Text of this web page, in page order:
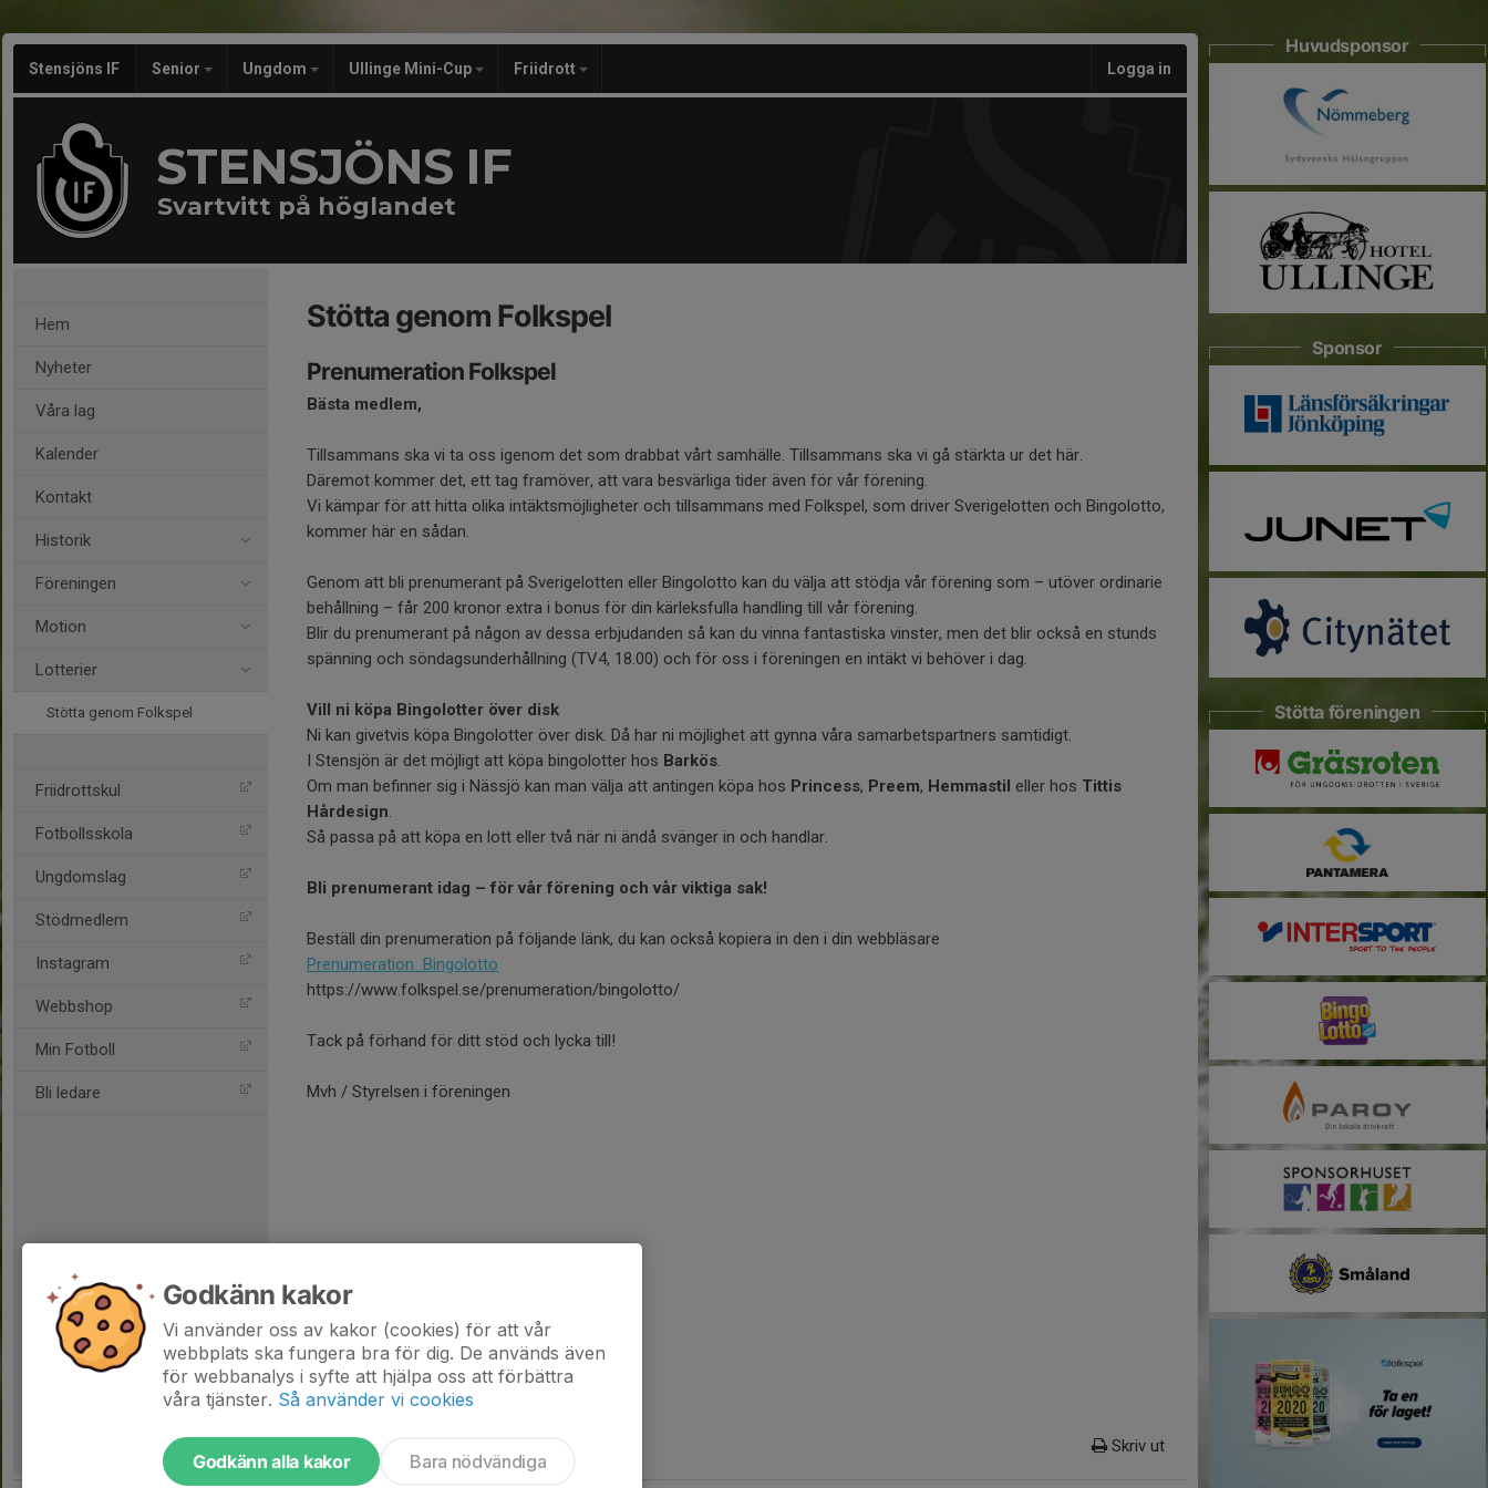
Stensjöns IF Senior Ungdom Ullinge Mini-Cup Friidrott Logga in
STENSJÖNS IF
Svartvitt på höglandet
Hem
Nyheter
Våra lag
Kalender
Kontakt
Historik
Föreningen
Motion
Lotterier
Stötta genom Folkspel
Friidrottskul
Fotbollsskola
Ungdomslag
Stödmedlem
Instagram
Webbshop
Min Fotboll
Bli ledare
Stötta genom Folkspel
Prenumeration Folkspel
Bästa medlem,
Tillsammans ska vi ta oss igenom det som drabbat vårt samhälle. Tillsammans ska vi gå stärkta ur det här.
Däremot kommer det, ett tag framöver, att vara besvärliga tider även för vår förening.
Vi kämpar för att hitta olika intäktsmöjligheter och tillsammans med Folkspel, som driver Sverigelotten och Bingolotto,
kommer här en sådan.
Genom att bli prenumerant på Sverigelotten eller Bingolotto kan du välja att stödja vår förening som – utöver ordinarie
behållning – får 200 kronor extra i bonus för din kärleksfulla handling till vår förening.
Blir du prenumerant på någon av dessa erbjudanden så kan du vinna fantastiska vinster, men det blir också en stunds
spänning och söndagsunderhållning (TV4, 18.00) och för oss i föreningen en intäkt vi behöver i dag.
Vill ni köpa Bingolotter över disk
Ni kan givetvis köpa Bingolotter över disk. Då har ni möjlighet att gynna våra samarbetspartners samtidigt.
I Stensjön är det möjligt att köpa bingolotter hos Barkös.
Om man befinner sig i Nässjö kan man välja att antingen köpa hos Princess, Preem, Hemmastil eller hos Tittis
Hårdesign.
Så passa på att köpa en lott eller två när ni ändå svänger in och handlar.
Bli prenumerant idag – för vår förening och vår viktiga sak!
Beställ din prenumeration på följande länk, du kan också kopiera in den i din webbläsare
Prenumeration Bingolotto
https://www.folkspel.se/prenumeration/bingolotto/
Tack på förhand för ditt stöd och lycka till!
Mvh / Styrelsen i föreningen
Skriv ut
Huvudsponsor
Sponsor
Stötta föreningen
Godkänn kakor
Vi använder oss av kakor (cookies) för att vår
webbplats ska fungera bra för dig. De används även
för webbanalys i syfte att hjälpa oss att förbättra
våra tjänster. Så använder vi cookies
Godkänn alla kakor Bara nödvändiga